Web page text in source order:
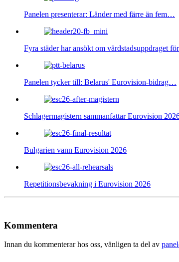
Panelen presenterar: Länder med färre än fem…
Fyra städer har ansökt om värdstadsuppdraget
Panelen tycker till: Belarus' Eurovision-bidrag…
Schlagermagistern sammanfattar Eurovision
Bulgarien vann Eurovision 2026
Repetitionsbevakning i Eurovision 2026
Kommentera
Innan du kommenterar hos oss, vänligen ta del av